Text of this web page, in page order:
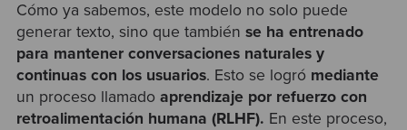
Cómo ya sabemos, este modelo no solo puede
generar texto, sino que también se ha entrenado
para mantener conversaciones naturales y
continuas con los usuarios. Esto se logró mediante
un proceso llamado aprendizaje por refuerzo con
retroalimentación humana (RLHF). En este proceso,